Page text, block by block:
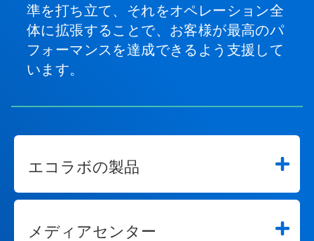
準を打ち立て、それをオペレーション全
体に拡張することで、お客様が最高のパ
フォーマンスを達成できるよう支援して
います。
エコラボの製品
メディアセンター